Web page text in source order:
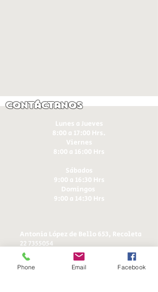
Contáctanos
Lunes a Jueves
8:00 a 17:00 Hrs.
Viernes
8:00 a 16:00 Hrs​
Sábados
9:00 a 16:30 Hrs
Domingos
9:00 a 14:30 Hrs
Antonia López de Bello 653, Recoleta
22 7355054
22 7375725
+56 9 75224598
ducereposteria@gmail.com
Phone Email Facebook